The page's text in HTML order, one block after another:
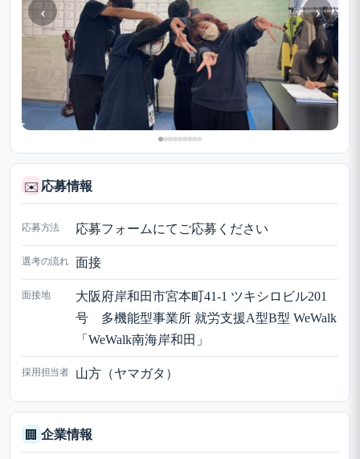
‹ ›
✉️ 応募情報
応募方法 応募フォームにてご応募ください
選考の流れ 面接
面接地
大阪府岸和田市宮本町41-1 ツキシロビル201
号 多機能型事業所 就労支援A型B型 WeWalk
「WeWalk南海岸和田」
採用担当者 山方（ヤマガタ）
🏢 企業情報